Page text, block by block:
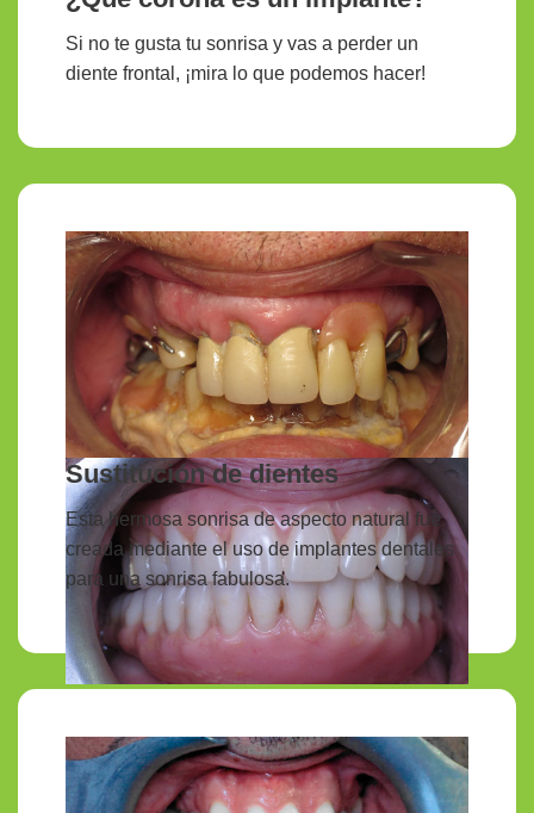
Si no te gusta tu sonrisa y vas a perder un
diente frontal, ¡mira lo que podemos hacer!
Sustitución de dientes
Esta hermosa sonrisa de aspecto natural fue
creada mediante el uso de implantes dentales
para una sonrisa fabulosa.